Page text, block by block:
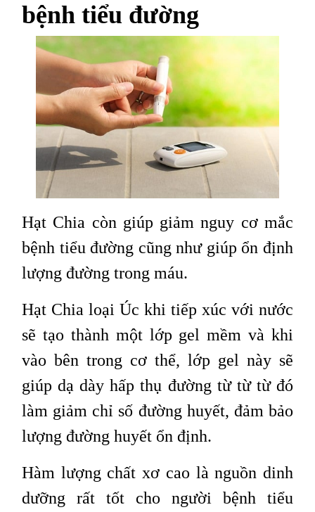
bệnh tiểu đường
Hạt Chia còn giúp giảm nguy cơ mắc
bệnh tiểu đường cũng như giúp ổn định
lượng đường trong máu.
Hạt Chia loại Úc khi tiếp xúc với nước
sẽ tạo thành một lớp gel mềm và khi
vào bên trong cơ thể, lớp gel này sẽ
giúp dạ dày hấp thụ đường từ từ từ đó
làm giảm chỉ số đường huyết, đảm bảo
lượng đường huyết ổn định.
Hàm lượng chất xơ cao là nguồn dinh
dưỡng rất tốt cho người bệnh tiểu